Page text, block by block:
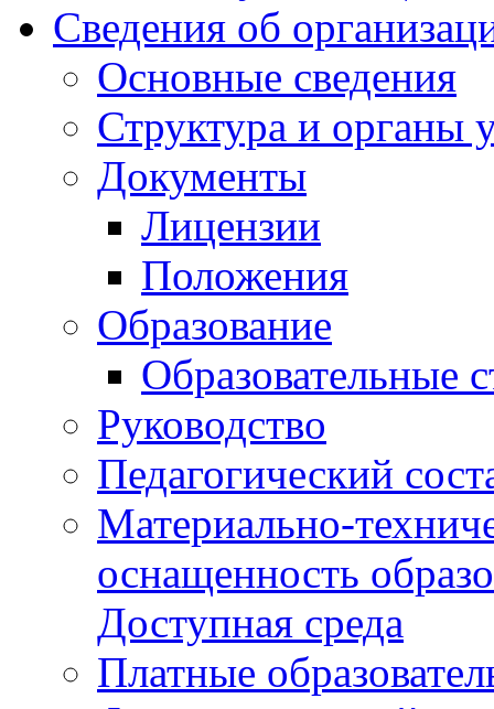
Сведения об
Основные сведения
Структура и органы
Документы
Лицензии
Положения
Образование
Образовательные
Руководство
Педагогический
Материально-
оснащенность
Доступная среда
Платные